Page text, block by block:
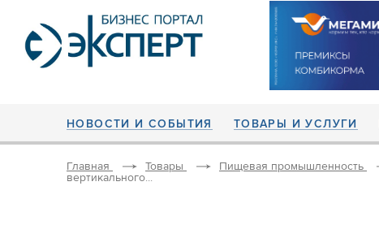
НОВОСТИ И СОБЫТИЯ ТОВАРЫ И УСЛУГИ
Главная Товары Пищевая промышленность
вертикального...